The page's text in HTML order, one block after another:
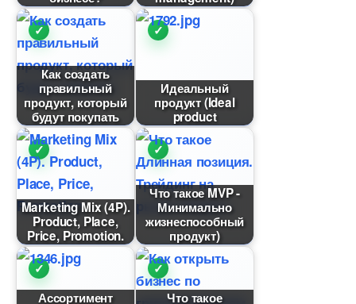
Как создать
правильный
продукт, который
удут покупать
Идеальный
продукт (Ideal
product
Marketing Mix (4P).
Product, Place,
Price, Promotion.
Что такое MVP -
Минимально
жизнеспособный
продукт)
Ассортимент
Что такое